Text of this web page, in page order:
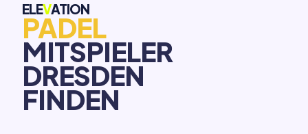
ELEVATION
PADEL
MITSPIELER
DRESDEN
FINDEN